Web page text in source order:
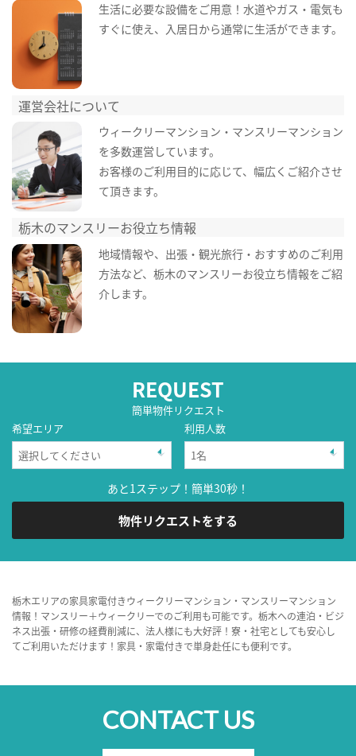
生活に必要な設備をご用意！水道やガス・電気も
すぐに使え、入居日から通常に生活ができます。
運営会社について
ウィークリーマンション・マンスリーマンション
を多数運営しています。
お客様のご利用目的に応じて、幅広くご紹介させ
て頂きます。
栃木のマンスリーお役立ち情報
地域情報や、出張・観光旅行・おすすめのご利用
方法など、栃木のマンスリーお役立ち情報をご紹
介します。
REQUEST
簡単物件リクエスト
希望エリア
利用人数
あと1ステップ！簡単30秒！
物件リクエストをする
栃木エリアの家具家電付きウィークリーマンション・マンスリーマンション
情報！マンスリー＋ウィークリーでのご利用も可能です。栃木への連泊・ビジ
ネス出張・研修の経費削減に、法人様にも大好評！寮・社宅としても安心し
てご利用いただけます！家具・家電付きで単身赴任にも便利です。
CONTACT US